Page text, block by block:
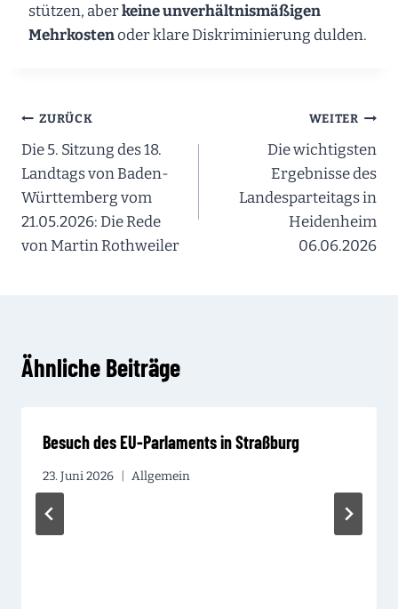
stützen, aberkeine unverhältnismäßigen
Mehrkostenoder klare Diskriminierung dulden.
Beitragsnavigation
ZURÜCK
Die 5. Sitzung des 18.
Landtags von Baden-
Württemberg vom
21.05.2026: Die Rede
von Martin Rothweiler
WEITER
Die wichtigsten
Ergebnisse des
Landesparteitags in
Heidenheim
06.06.2026
Ähnliche Beiträge
Besuch des EU-Parlaments in Straßburg
23. Juni 2026 Allgemein